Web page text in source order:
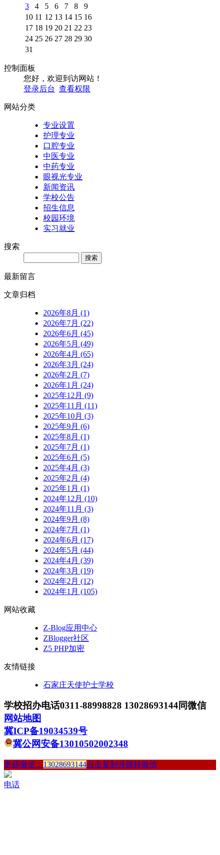
3
4 5 6 7 8
9
10 11 12 13 14 15 16
17 18 19 20 21 22 23
24 25 26 27 28 29 30
31
控制面板
您好，欢迎到访网站！
登录后台 查看权限
网站分类
专业设置
护理专业
口腔专业
中医专业
中药专业
眼视光专业
新闻资讯
学校公告
招生信息
校园环境
实习就业
搜索
最新留言
文章归档
2026年8月 (1)
2026年7月 (22)
2026年6月 (45)
2026年5月 (49)
2026年4月 (65)
2026年3月 (24)
2026年2月 (7)
2026年1月 (24)
2025年12月 (9)
2025年11月 (11)
2025年10月 (3)
2025年9月 (6)
2025年8月 (1)
2025年7月 (1)
2025年6月 (5)
2025年4月 (3)
2025年2月 (4)
2025年1月 (1)
2024年12月 (10)
2024年11月 (3)
2024年9月 (8)
2024年7月 (1)
2024年6月 (17)
2024年5月 (44)
2024年4月 (39)
2024年3月 (19)
2024年2月 (12)
2024年1月 (105)
网站收藏
Z-Blog应用中心
ZBlogger社区
Z5 PHP加密
友情链接
石家庄天使护士学校
学校招办电话0311-88998828 13028693144同微信
网站地图
冀ICP备19034539号
冀公网安备13010502002348
老师微信： 13028693144点击复制并跳转微信
电话